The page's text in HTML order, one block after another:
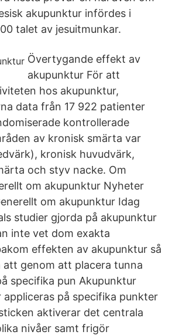
akupunktur infördes i
talet av jesuitmunkar.
Övertygande effekt av
akupunktur För att
hos akupunktur,
data från 17 922 patienter
kontrollerade
av kronisk smärta var
kronisk huvudvärk,
och styv nacke. Om
om akupunktur Nyheter
om akupunktur Idag
studier gjorda på akupunktur
inte vet dom exakta
effekten av akupunktur så
genom att placera tunna
specifika pun Akupunktur
appliceras på specifika punkter
aktiverar det centrala
nivåer samt frigör